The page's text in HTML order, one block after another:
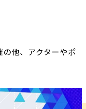
他、アクターやポ